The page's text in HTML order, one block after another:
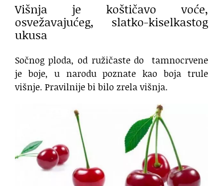
Višnja je koštičavo voće,
osvežavajućeg, slatko-kiselkastog
ukusa
Sočnog ploda, od ružičaste do tamnocrvene
je boje, u narodu poznate kao boja trule
višnje. Pravilnije bi bilo zrela višnja.